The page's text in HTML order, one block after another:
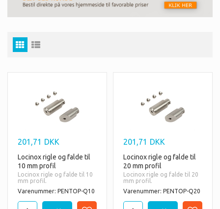
201,71 DKK
Locinox rigle og falde til
10 mm profil
Locinox rigle og falde til 10
mm profil.
Passer kun til LAKQ10
låsekasse til fladprofil
Varenummer: PENTOP-Q10
201,71 DKK
Locinox rigle og falde til
20 mm profil
Locinox rigle og falde til 20
mm profil.
Passer kun til LAKQ10
låsekasse til fladprofil.
Varenummer: PENTOP-Q20